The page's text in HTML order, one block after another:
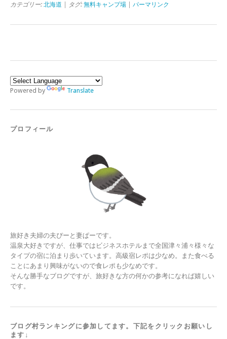
カテゴリー: 北海道 | タグ: 無料キャンプ場 パーマリンク
Powered by Translate
プロフィール
旅好き夫婦の夫ぴーと妻ぱーです。
温泉大好きですが、仕事ではビジネスホテルまで全国津々浦々様々な
タイプの宿に泊まり歩いています。高級宿レポは少なめ。また食べる
ことにあまり興味がないので食レポも少なめです。
そんな勝手なブログですが、旅好きな方の何かの参考になれば嬉しい
です。
ブログ村ランキングに参加してます。下記をクリックお願いし
ます↓